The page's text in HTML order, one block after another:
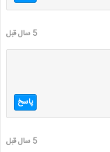
5 سال قبل
پاسخ
5 سال قبل